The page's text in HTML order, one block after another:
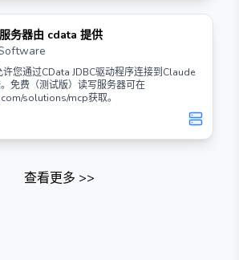
务器由 cdata 提供
许您通过CData JDBC驱动程序连接到Claude
免费（测试版）读写服务器可在
solutions/mcp获取。
查看更多 >>